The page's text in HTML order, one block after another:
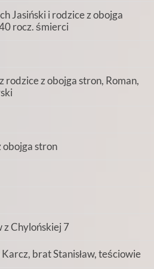
Jasiński i rodzice z obojga
rocz. śmierci
z obojga stron, Roman,
obojga stron
z Chylońskiej 7
brat Stanisław, teściowie